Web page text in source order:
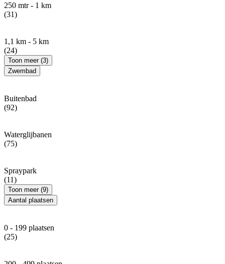
250 mtr - 1 km
(31)
1,1 km - 5 km
(24)
Toon meer (3)
Zwembad
Buitenbad
(92)
Waterglijbanen
(75)
Spraypark
(11)
Toon meer (9)
Aantal plaatsen
0 - 199 plaatsen
(25)